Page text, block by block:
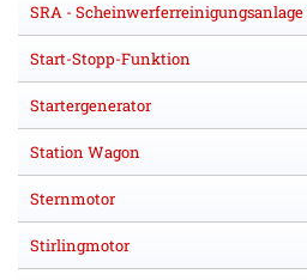
SRA - Scheinwerferreinigungsanlage
Start-Stopp-Funktion
Startergenerator
Station Wagon
Sternmotor
Stirlingmotor